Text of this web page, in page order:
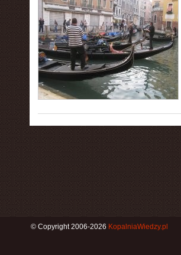
© Copyright 2006-2026 KopalniaWiedzy.pl